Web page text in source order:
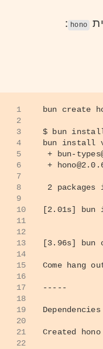
hono
:
1
2
3
4
5
6
7
8
9
10
11
12
13
14
15
16
17
18
19
20
21
22
bun create
$ bun
bun install
+ bun-
+
2
[2.01s]
[3.96s] bun
Come hang
-----
Created